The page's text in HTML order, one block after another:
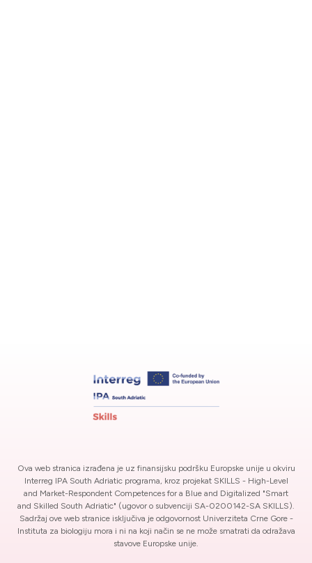
Ova web stranica izrađena je uz finansijsku podršku Europske unije u okviru
Interreg IPA South Adriatic programa, kroz projekat SKILLS - High-Level
and Market-Respondent Competences for a Blue and Digitalized "Smart
and Skilled South Adriatic" (ugovor o subvenciji SA-0200142-SA SKILLS).
Sadržaj ove web stranice isključiva je odgovornost Univerziteta Crne Gore -
Instituta za biologiju mora i ni na koji način se ne može smatrati da odražava
stavove Europske unije.